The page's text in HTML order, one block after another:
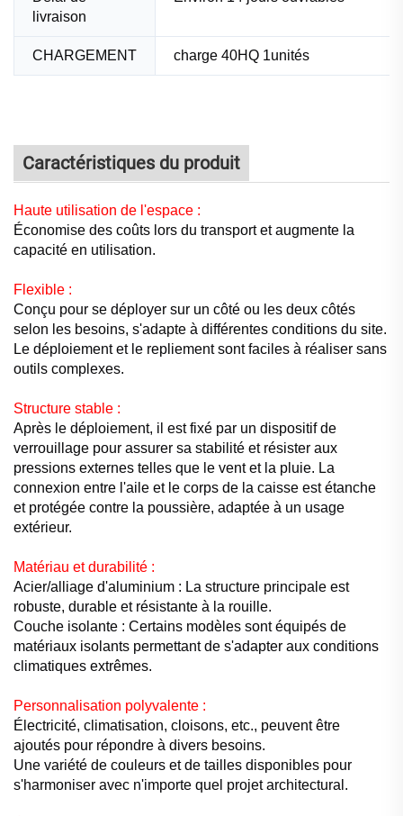
livraison
CHARGEMENT charge 40HQ 1unités
Caractéristiques du produit
Haute utilisation de l'espace :
Économise des coûts lors du transport et augmente la
capacité en utilisation.
Flexible :
Conçu pour se déployer sur un côté ou les deux côtés
selon les besoins, s'adapte à différentes conditions du site.
Le déploiement et le repliement sont faciles à réaliser sans
outils complexes.
Structure stable :
Après le déploiement, il est fixé par un dispositif de
verrouillage pour assurer sa stabilité et résister aux
pressions externes telles que le vent et la pluie. La
connexion entre l'aile et le corps de la caisse est étanche
et protégée contre la poussière, adaptée à un usage
extérieur.
Matériau et durabilité :
Acier/alliage d'aluminium : La structure principale est
robuste, durable et résistante à la rouille.
Couche isolante : Certains modèles sont équipés de
matériaux isolants permettant de s'adapter aux conditions
climatiques extrêmes.
Personnalisation polyvalente :
Électricité, climatisation, cloisons, etc., peuvent être
ajoutés pour répondre à divers besoins.
Une variété de couleurs et de tailles disponibles pour
s'harmoniser avec n'importe quel projet architectural.